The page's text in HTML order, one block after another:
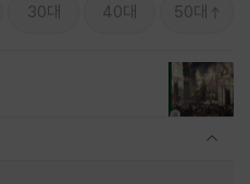
30대 40대 50대